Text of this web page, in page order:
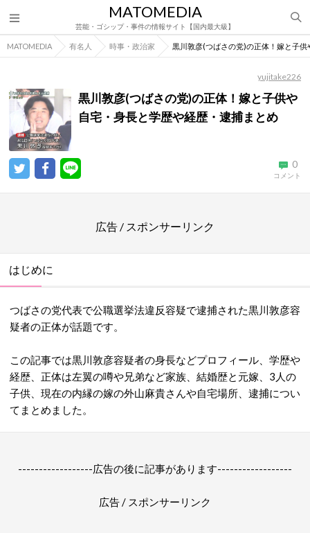
MATOMEDIA
芸能・ゴシップ・事件の情報サイト【国内最大級】
MATOMEDIA 有名人 時事・政治家 黒川敦彦(つばさの党)の正体！嫁と子
yujitake226
黒川敦彦(つばさの党)の正体！嫁と子供や
自宅・身長と学歴や経歴・逮捕まとめ
0
コメント
広告 / スポンサーリンク
はじめに
つばさの党代表で公職選挙法違反容疑で逮捕された黒川敦彦容
疑者の正体が話題です。
この記事では黒川敦彦容疑者の身長などプロフィール、学歴や
経歴、正体は左翼の噂や兄弟など家族、結婚歴と元嫁、3人の
子供、現在の内縁の嫁の外山麻貴さんや自宅場所、逮捕につい
てまとめました。
------------------広告の後に記事があります------------------
広告 / スポンサーリンク